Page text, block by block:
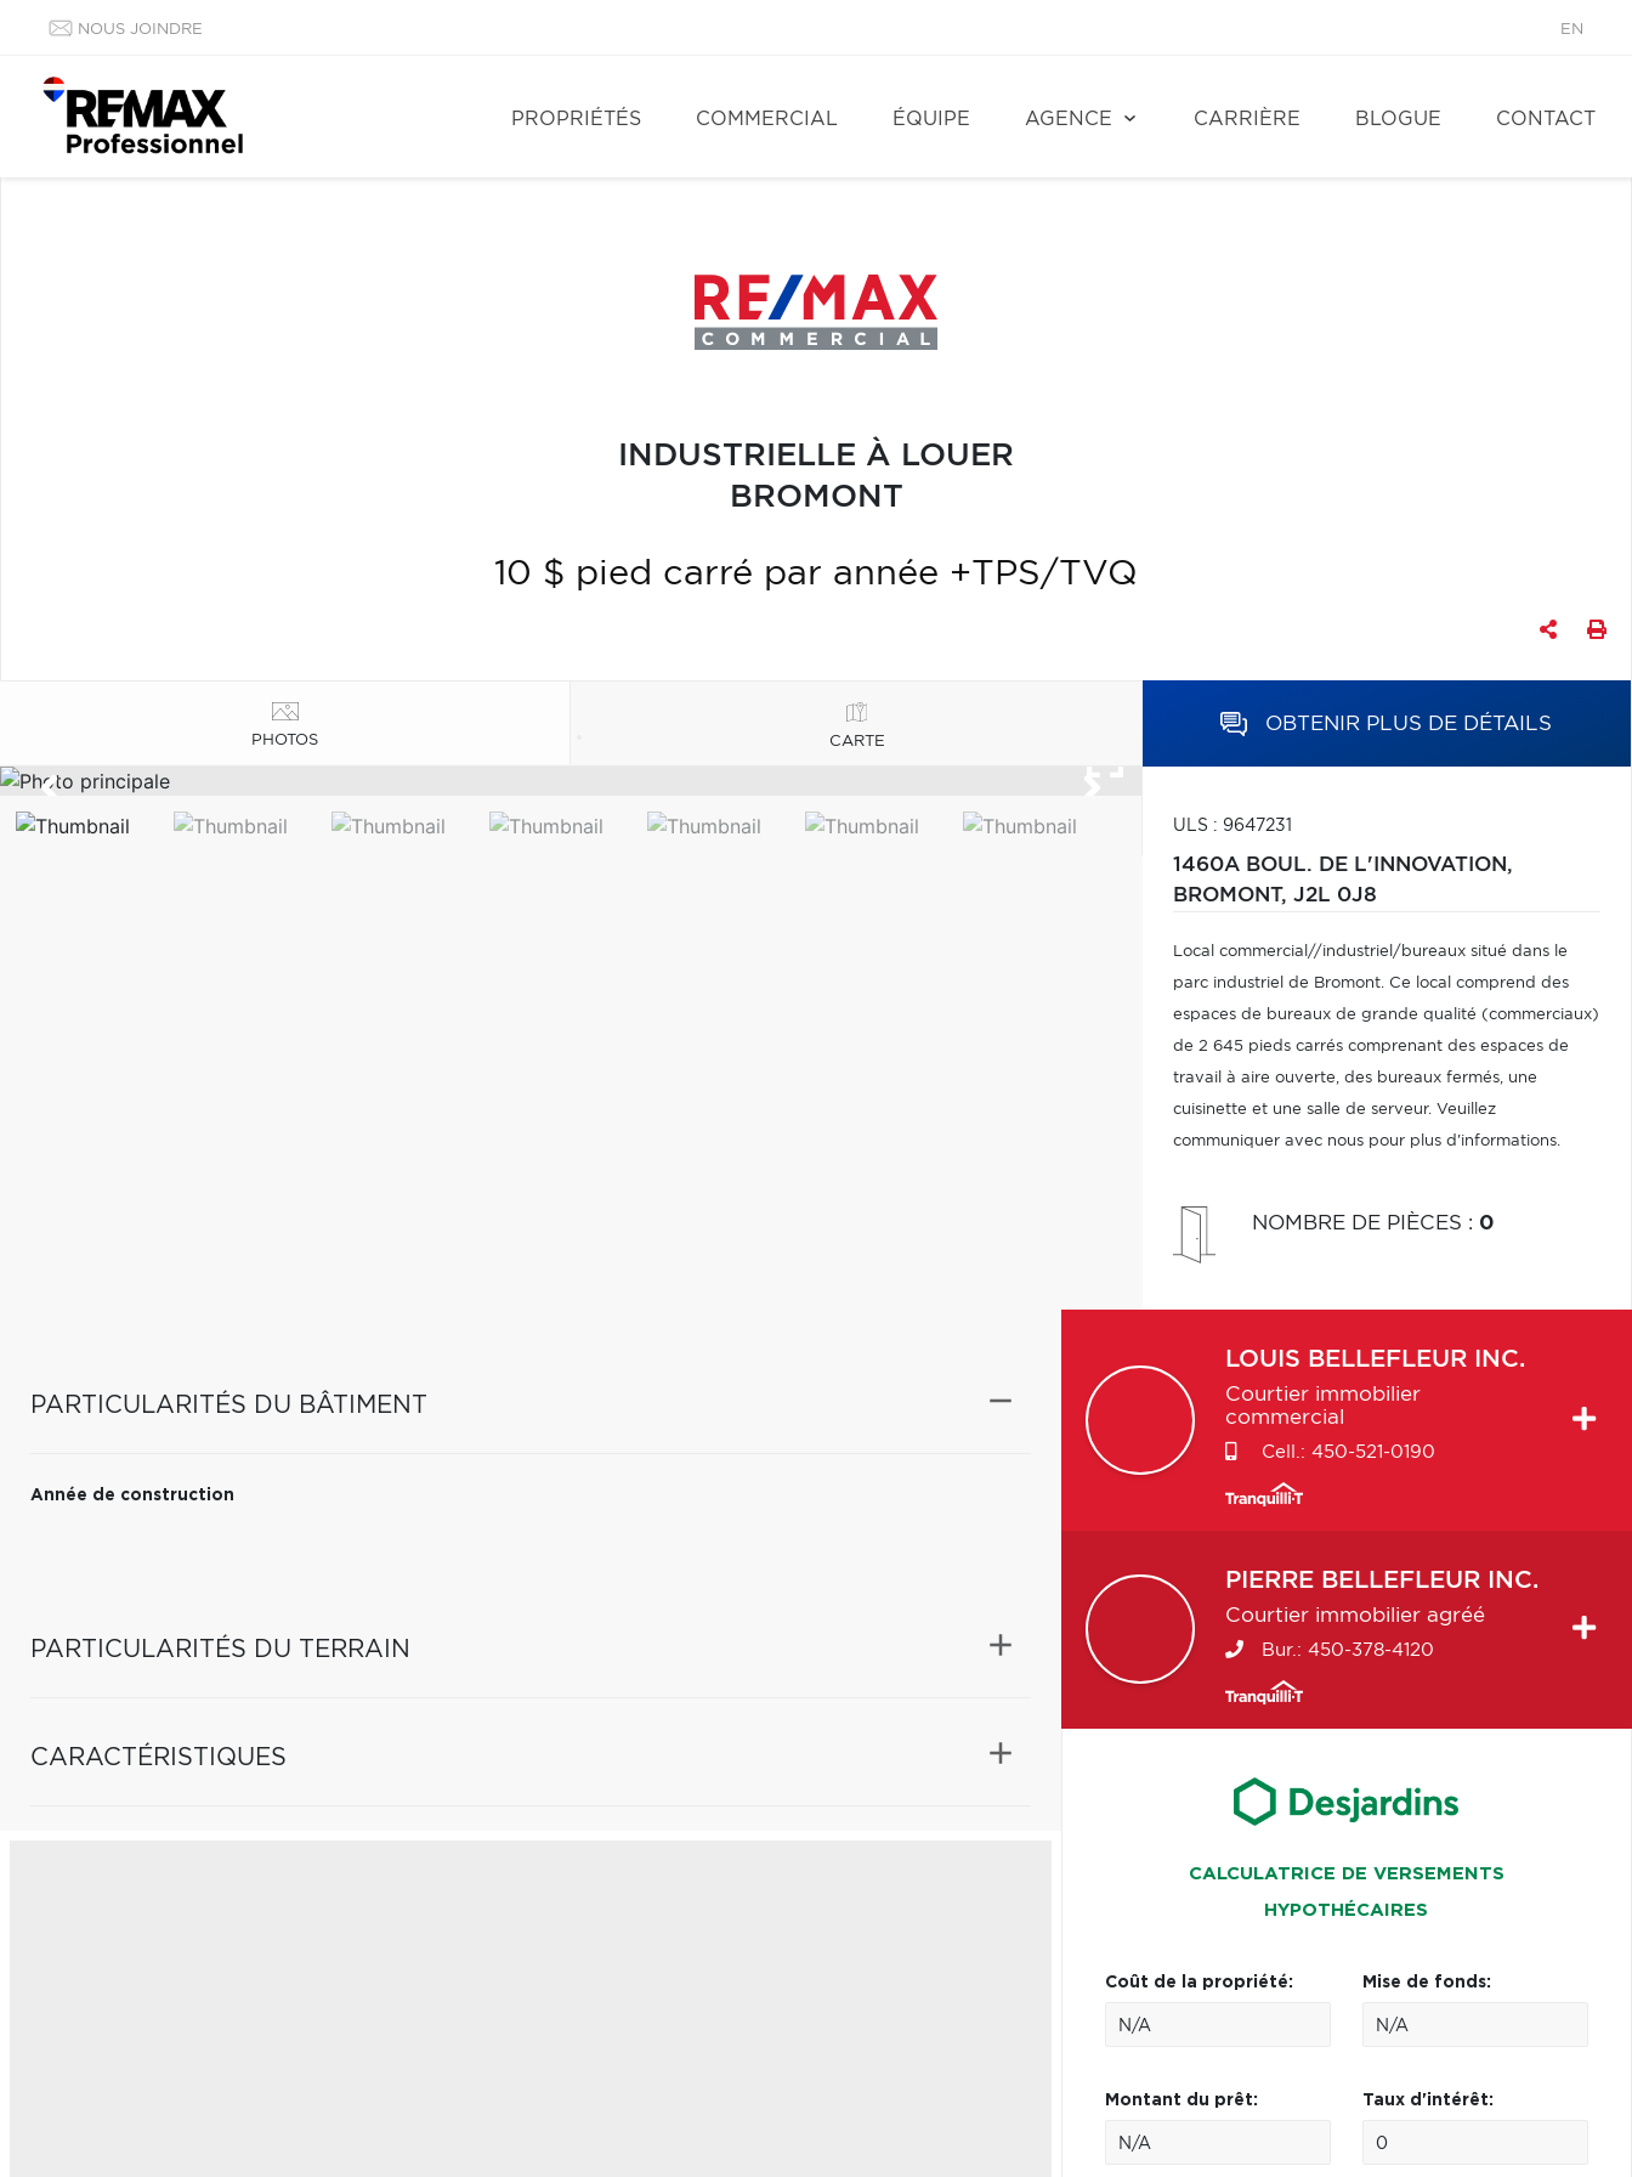
NOUS JOINDRE EN
PROPRIÉTÉS COMMERCIAL ÉQUIPE AGENCE CARRIÈRE BLOGUE CONTACT
INDUSTRIELLE À LOUER
BROMONT
10 $ pied carré par année +TPS/TVQ
PHOTOS CARTE
OBTENIR PLUS DE DÉTAILS
ULS : 9647231
1460A BOUL. DE L'INNOVATION,
BROMONT, J2L 0J8
Local commercial//industriel/bureaux situé dans le
parc industriel de Bromont. Ce local comprend des
espaces de bureaux de grande qualité (commerciaux)
de 2 645 pieds carrés comprenant des espaces de
travail à aire ouverte, des bureaux fermés, une
cuisinette et une salle de serveur. Veuillez
communiquer avec nous pour plus d'informations.
NOMBRE DE PIÈCES : 0
PARTICULARITÉS DU BÂTIMENT
Année de construction
PARTICULARITÉS DU TERRAIN
CARACTÉRISTIQUES
LOUIS BELLEFLEUR INC.
Courtier immobilier
commercial
Cell.: 450-521-0190
PIERRE BELLEFLEUR INC.
Courtier immobilier agréé
Bur.: 450-378-4120
CALCULATRICE DE VERSEMENTS
HYPOTHÉCAIRES
Coût de la propriété: Mise de fonds:
Montant du prêt: Taux d'intérêt: